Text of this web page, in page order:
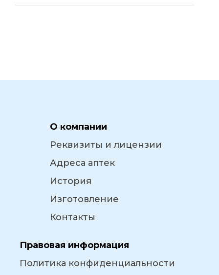
О компании
Реквизиты и лицензии
Адреса аптек
История
Изготовление
Контакты
Правовая информация
Политика конфиденциальности